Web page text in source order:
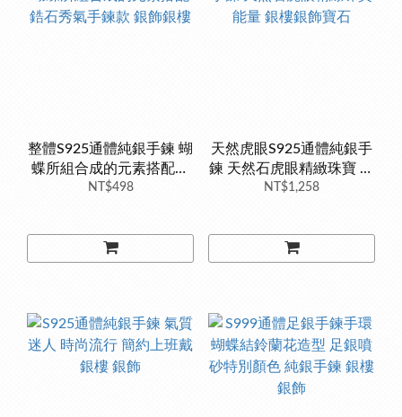
整體S925通體純銀手鍊 蝴
蝶所組合成的元素搭配鋯
石秀氣手鍊款 銀飾銀樓
NT$498
天然虎眼S925通體純銀手
鍊 天然石虎眼精緻珠寶 能
量 銀樓銀飾寶石
NT$1,258